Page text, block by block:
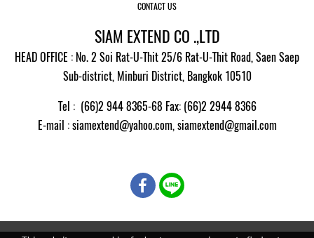
CONTACT US
SIAM EXTEND CO .,LTD
HEAD OFFICE : No. 2 Soi Rat-U-Thit 25/6 Rat-U-Thit Road, Saen Saep
Sub-district, Minburi District, Bangkok 10510
Tel : (66)2 944 8365-68 Fax: (66)2 2944 8366
E-mail : siamextend@yahoo.com,siamextend@gmail.com